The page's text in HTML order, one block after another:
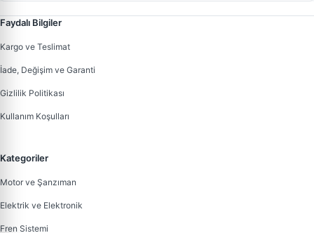
Faydalı Bilgiler
Kargo ve Teslimat
İade, Değişim ve Garanti
Gizlilik Politikası
Kullanım Koşulları
Kategoriler
Motor ve Şanzıman
Elektrik ve Elektronik
Fren Sistemi